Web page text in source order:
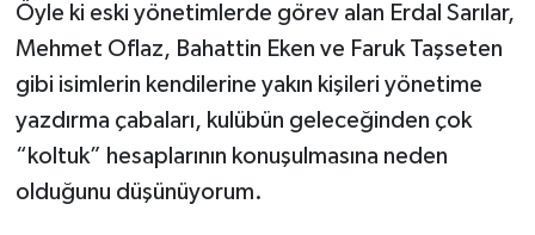
Öyle ki eski yönetimlerde görev alan Erdal Sarılar,
Mehmet Oflaz, Bahattin Eken ve Faruk Taşseten
gibi isimlerin kendilerine yakın kişileri yönetime
yazdırma çabaları, kulübün geleceğinden çok
“koltuk” hesaplarının konuşulmasına neden
olduğunu düşünüyorum.